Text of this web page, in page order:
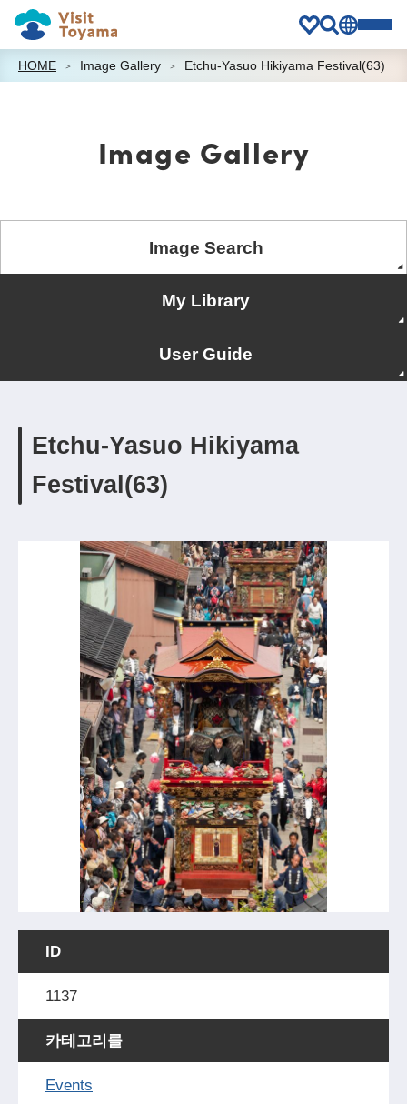
HOME Image Gallery Etchu-Yasuo Hikiyama Festival(63)
Image Gallery
Image Search
My Library
User Guide
Etchu-Yasuo Hikiyama
Festival(63)
ID
1137
카테고리를
Events